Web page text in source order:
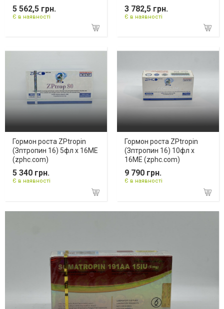
5 562,5 грн.
Є в наявності
3 782,5 грн.
Є в наявності
Гормон роста ZPtropin
(Зптропин 16) 5фл х 16ME
(zphc.com)
5 340 грн.
Є в наявності
Гормон роста ZPtropin
(Зптропин 16) 10фл х
16ME (zphc.com)
9 790 грн.
Є в наявності